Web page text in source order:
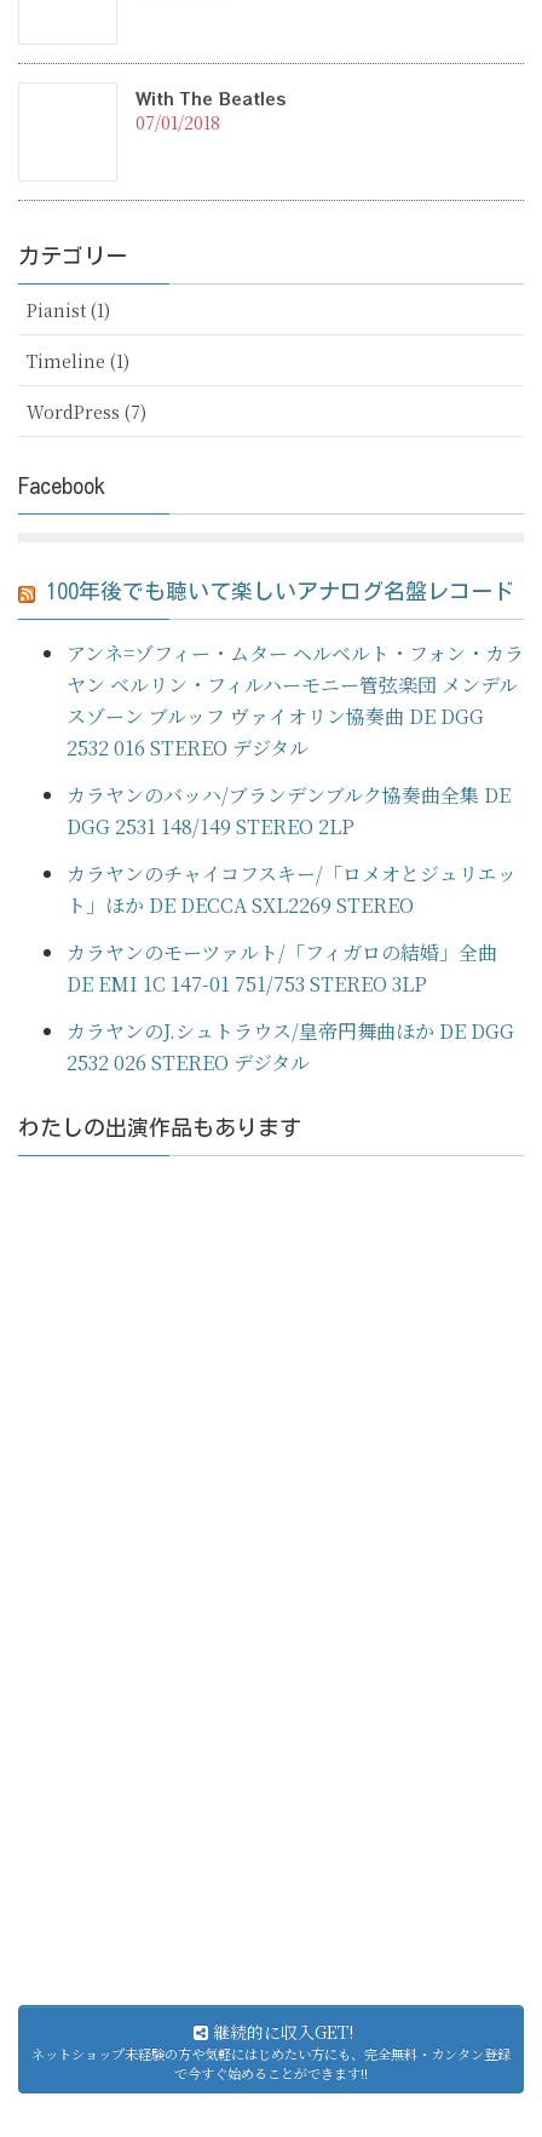
With The Beatles
07/01/2018
カテゴリー
Pianist (1)
Timeline (1)
WordPress (7)
Facebook
100年後でも聴いて楽しいアナログ名盤レコード
アンネ=ゾフィー・ムター ヘルベルト・フォン・カラ
ヤン ベルリン・フィルハーモニー管弦楽団 メンデル
スゾーン ブルッフ ヴァイオリン協奏曲 DE DGG
2532 016 STEREO デジタル
カラヤンのバッハ/ブランデンブルク協奏曲全集 DE
DGG 2531 148/149 STEREO 2LP
カラヤンのチャイコフスキー/「ロメオとジュリエッ
ト」ほか DE DECCA SXL2269 STEREO
カラヤンのモーツァルト/「フィガロの結婚」全曲
DE EMI 1C 147-01 751/753 STEREO 3LP
カラヤンのJ.シュトラウス/皇帝円舞曲ほか DE DGG
2532 026 STEREO デジタル
わたしの出演作品もあります
継続的に収入GET!
ネットショップ未経験の方や気軽にはじめたい方にも、完全無料・カンタン登録
で今すぐ始めることができます!!